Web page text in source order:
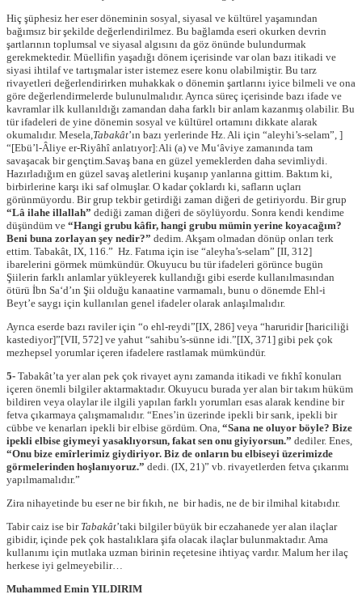
Hiç şüphesiz her eser döneminin sosyal, siyasal ve kültürel yaşamından
bağımsız bir şekilde değerlendirilmez. Bu bağlamda eseri okurken devrin
şartlarının toplumsal ve siyasal algısını da göz önünde bulundurmak
gerekmektedir. Müellifin yaşadığı dönem içerisinde var olan bazı itikadi ve
siyasi ihtilaf ve tartışmalar ister istemez esere konu olabilmiştir. Bu tarz
rivayetleri değerlendirirken muhakkak o dönemin şartlarını iyice bilmeli ve ona
göre değerlendirmelerde bulunulmalıdır. Ayrıca süreç içerisinde bazı ifade ve
kavramlar ilk kullanıldığı zamandan daha farklı bir anlam kazanmış olabilir. Bu
tür ifadeleri de yine dönemin sosyal ve kültürel ortamını dikkate alarak
okumalıdır. Mesela,Tabakât’ın bazı yerlerinde Hz. Ali için “aleyhi’s-selam”, ]
“[Ebü’l-Âliye er-Riyâhî anlatıyor]:Ali (a) ve Muʻâviye zamanında tam
savaşacak bir gençtim.Savaş bana en güzel yemeklerden daha sevimliydi.
Hazırladığım en güzel savaş aletlerini kuşanıp yanlarına gittim. Baktım ki,
birbirlerine karşı iki saf olmuşlar. O kadar çoklardı ki, safların uçları
görünmüyordu. Bir grup tekbir getirdiği zaman diğeri de getiriyordu. Bir grup
“Lâ ilahe illallah” dediği zaman diğeri de söylüyordu. Sonra kendi kendime
düşündüm ve “Hangi grubu kâfir, hangi grubu mümin yerine koyacağım?
Beni buna zorlayan şey nedir?” dedim. Akşam olmadan dönüp onları terk
ettim. Tabakât, IX, 116.” Hz. Fatıma için ise “aleyha’s-selam” [II, 312]
ibarelerini görmek mümkündür. Okuyucu bu tür ifadeleri görünce bugün
Şiilerin farklı anlamlar yükleyerek kullandığı gibi eserde kullanılmasından
ötürü İbn Sa‘d’ın Şii olduğu kanaatine varmamalı, bunu o dönemde Ehl-i
Beyt’e saygı için kullanılan genel ifadeler olarak anlaşılmalıdır.
Ayrıca eserde bazı raviler için “o ehl-reydi”[IX, 286] veya “haruridir [hariciliği
kastediyor]”[VII, 572] ve yahut “sahibu’s-sünne idi.”[IX, 371] gibi pek çok
mezhepsel yorumlar içeren ifadelere rastlamak mümkündür.
5- Tabakât’ta yer alan pek çok rivayet aynı zamanda itikadi ve fıkhî konuları
içeren önemli bilgiler aktarmaktadır. Okuyucu burada yer alan bir takım hüküm
bildiren veya olaylar ile ilgili yapılan farklı yorumları esas alarak kendine bir
fetva çıkarmaya çalışmamalıdır. “Enes’in üzerinde ipekli bir sarık, ipekli bir
cübbe ve kenarları ipekli bir elbise gördüm. Ona, “Sana ne oluyor böyle? Bize
ipekli elbise giymeyi yasaklıyorsun, fakat sen onu giyiyorsun.” dediler. Enes,
“Onu bize emîrlerimiz giydiriyor. Biz de onların bu elbiseyi üzerimizde
görmelerinden hoşlanıyoruz.” dedi. (IX, 21)” vb. rivayetlerden fetva çıkarımı
yapılmamalıdır.”
Zira nihayetinde bu eser ne bir fıkıh, ne bir hadis, ne de bir ilmihal kitabıdır.
Tabir caiz ise bir Tabakât’taki bilgiler büyük bir eczahanede yer alan ilaçlar
gibidir, içinde pek çok hastalıklara şifa olacak ilaçlar bulunmaktadır. Ama
kullanımı için mutlaka uzman birinin reçetesine ihtiyaç vardır. Malum her ilaç
herkese iyi gelmeyebilir…
Muhammed Emin YILDIRIM